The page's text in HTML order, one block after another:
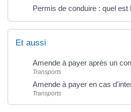
Permis de conduire : quel
Et aussi
Amende à payer après un
Transports
Amende à payer en cas
Transports